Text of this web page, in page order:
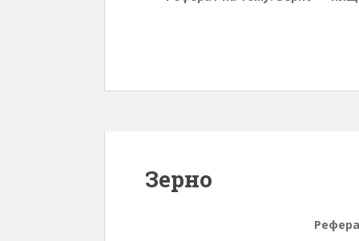
Зерно